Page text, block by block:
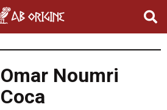
Omar Noumri
Coca